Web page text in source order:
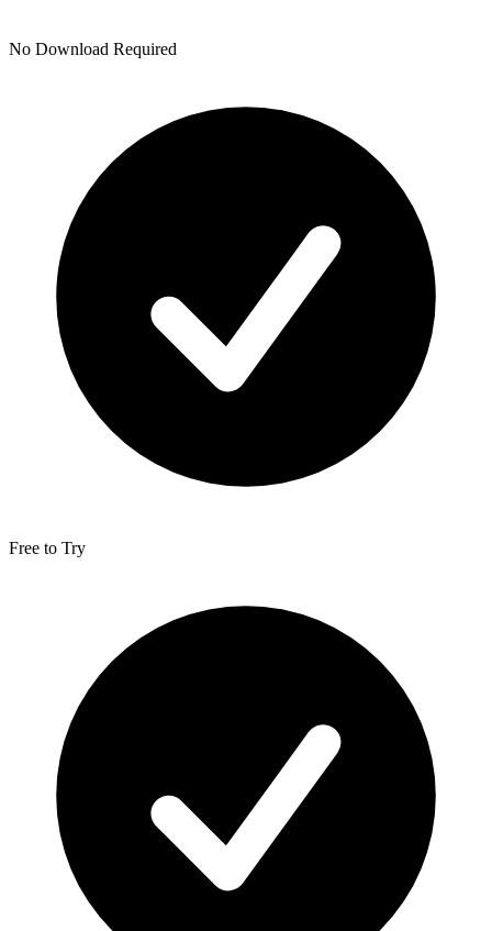
No Download Required
Free to Try